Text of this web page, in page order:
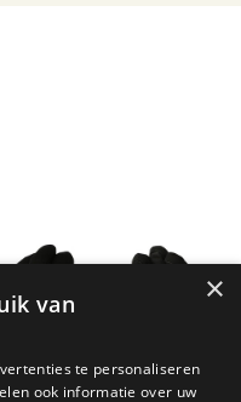
×
van
te personaliseren
ook informatie over uw